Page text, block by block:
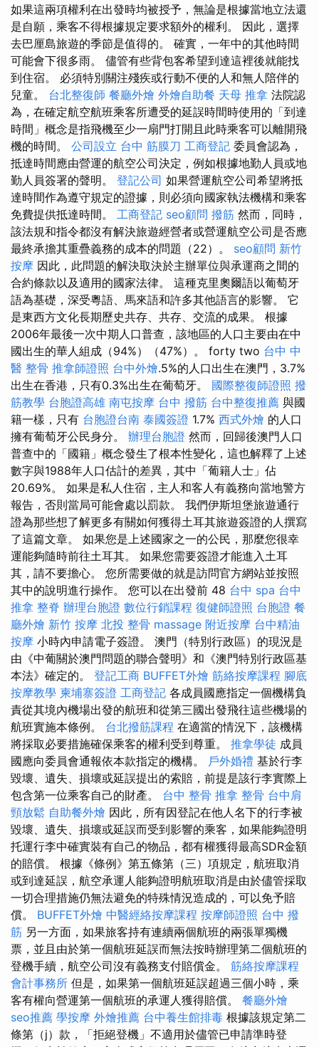
如果這兩項權利在出發時均被授予，無論是根據當地立法還
是自願，乘客不得根據規定要求額外的權利。 因此，選擇
去巴厘島旅遊的季節是值得的。 確實，一年中的其他時間
可能會下很多雨。 儘管有些背包客希望到達這裡後就能找
到住宿。 必須特別關注殘疾或行動不便的人和無人陪伴的
兒童。 台北整復師 餐廳外燴 外燴自助餐 天母 推拿 法院認
為，在確定航空航班乘客所遭受的延誤時間時使用的「到達
時間」概念是指飛機至少一扇門打開且此時乘客可以離開飛
機的時間。 公司設立 台中 筋膜刀 工商登記 委員會認為，
抵達時間應由營運的航空公司決定，例如根據地勤人員或地
勤人員簽署的聲明。 登記公司 如果營運航空公司希望將抵
達時間作為遵守規定的證據，則必須向國家執法機構和乘客
免費提供抵達時間。 工商登記 seo顧問 撥筋 然而，同時，
該法規和指令都沒有解決旅遊經營者或營運航空公司是否應
最終承擔其重疊義務的成本的問題（22）。 seo顧問 新竹
按摩 因此，此問題的解決取決於主辦單位與承運商之間的
合約條款以及適用的國家法律。 這種克里奧爾語以葡萄牙
語為基礎，深受粵語、馬來語和許多其他語言的影響。 它
是東西方文化長期歷史共存、共存、交流的成果。 根據
2006年最後一次中期人口普查，該地區的人口主要由在中
國出生的華人組成（94%）（47%）。 forty two 台中 中
醫 整骨 推拿師證照 台中外燴.5%的人口出生在澳門，3.7%
出生在香港，只有0.3%出生在葡萄牙。 國際整復師證照 撥
筋教學 台胞證高雄 南屯按摩 台中 撥筋 台中整復推薦 與國
籍一樣，只有 台胞證台南 泰國簽證 1.7% 西式外燴 的人口
擁有葡萄牙公民身分。 辦理台胞證 然而，回歸後澳門人口
普查中的「國籍」概念發生了根本性變化，這也解釋了上述
數字與1988年人口估計的差異，其中「葡籍人士」佔
20.69%。 如果是私人住宿，主人和客人有義務向當地警方
報告，否則當局可能會處以罰款。 我們伊斯坦堡旅遊通行
證為那些想了解更多有關如何獲得土耳其旅遊簽證的人撰寫
了這篇文章。 如果您是上述國家之一的公民，那麼您很幸
運能夠隨時前往土耳其。 如果您需要簽證才能進入土耳
其，請不要擔心。 您所需要做的就是訪問官方網站並按照
其中的說明進行操作。 您可以在出發前 48 台中 spa 台中
推拿 整脊 辦理台胞證 數位行銷課程 復健師證照 台胞證 餐
廳外燴 新竹 按摩 北投 整骨 massage 附近按摩 台中精油
按摩 小時內申請電子簽證。 澳門（特別行政區）的現況是
由《中葡關於澳門問題的聯合聲明》和《澳門特別行政區基
本法》確定的。 登記工商 BUFFET外燴 筋絡按摩課程 腳底
按摩教學 柬埔寨簽證 工商登記 各成員國應指定一個機構負
責從其境內機場出發的航班和從第三國出發飛往這些機場的
航班實施本條例。 台北撥筋課程 在適當的情況下，該機構
將採取必要措施確保乘客的權利受到尊重。 推拿學徒 成員
國應向委員會通報依本款指定的機構。 戶外婚禮 基於行李
毀壞、遺失、損壞或延誤提出的索賠，前提是該行李實際上
包含第一位乘客自己的財產。 台中 整骨 推拿 整骨 台中肩
頸放鬆 自助餐外燴 因此，所有因登記在他人名下的行李被
毀壞、遺失、損壞或延誤而受到影響的乘客，如果能夠證明
托運行李中確實裝有自己的物品，都有權獲得最高SDR金額
的賠償。 根據《條例》第五條第（三）項規定，航班取消
或到達延誤，航空承運人能夠證明航班取消是由於儘管採取
一切合理措施仍無法避免的特殊情況造成的，可以免予賠
償。 BUFFET外燴 中醫經絡按摩課程 按摩師證照 台中 撥
筋 另一方面，如果旅客持有連續兩個航班的兩張單獨機
票，並且由於第一個航班延誤而無法按時辦理第二個航班的
登機手續，航空公司沒有義務支付賠償金。 筋絡按摩課程
會計事務所 但是，如果第一個航班延誤超過三個小時，乘
客有權向營運第一個航班的承運人獲得賠償。 餐廳外燴
seo推薦 學按摩 外燴推薦 台中養生館排毒 根據該規定第二
條第（j）款，「拒絕登機」不適用於儘管已申請準時登